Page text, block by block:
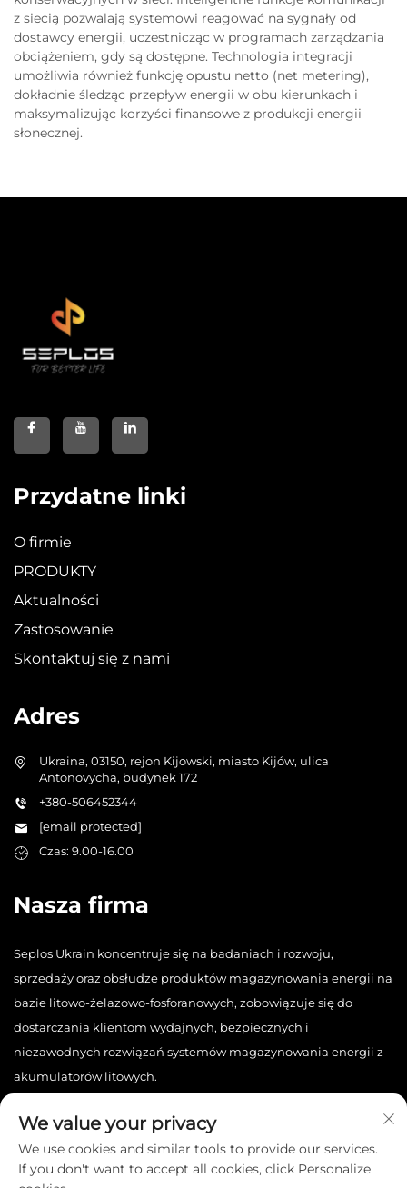
z siecią pozwalają systemowi reagować na sygnały od
dostawcy energii, uczestnicząc w programach zarządzania
obciążeniem, gdy są dostępne. Technologia integracji
umożliwia również funkcję opustu netto (net metering),
dokładnie śledząc przepływ energii w obu kierunkach i
maksymalizując korzyści finansowe z produkcji energii
słonecznej.
Przydatne linki
O firmie
PRODUKTY
Aktualności
Zastosowanie
Skontaktuj się z nami
Adres
Ukraina, 03150, rejon Kijowski, miasto Kijów, ulica
Antonovycha, budynek 172
+380-506452344
[email protected]
Czas: 9.00-16.00
Nasza firma
Seplos Ukrain koncentruje się na badaniach i rozwoju,
sprzedaży oraz obsłudze produktów magazynowania energii na
bazie litowo-żelazowo-fosforanowych, zobowiązuje się do
dostarczania klientom wydajnych, bezpiecznych i
niezawodnych rozwiązań systemów magazynowania energii z
akumulatorów litowych.
We value your privacy
We use cookies and similar tools to provide our services.
If you don't want to accept all cookies, click Personalize